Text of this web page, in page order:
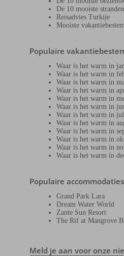
De 10 mooiste
Reisadvies Turkije
Mooiste
Populaire
Waar is het warm in
Waar is het warm in
Waar is het warm in
Waar is het warm in
Waar is het warm in
Waar is het warm in
Waar is het warm in
Waar is het warm in
Waar is het warm in
Waar is het warm in
Waar is het warm in
Waar is het warm in
Populaire accommodaties
Grand Park Lara
Dream Water World
Zante Sun Resort
The Rif at Mangrove
Meld je aan voor onze